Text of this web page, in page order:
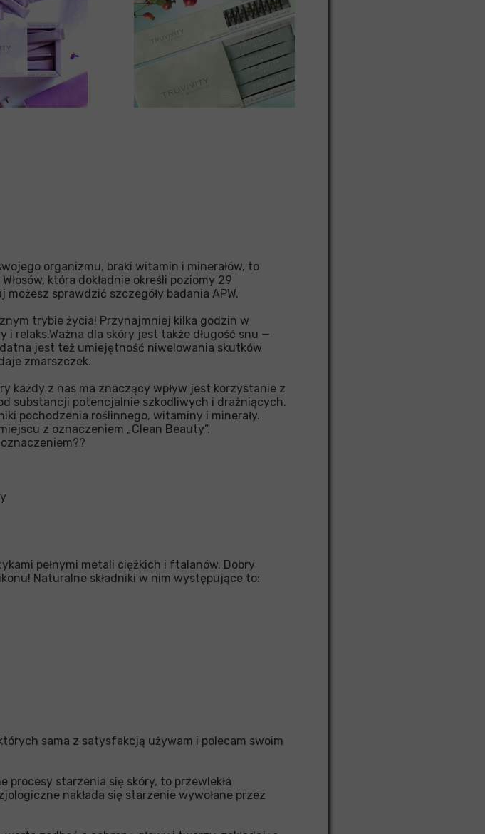
organizmu, braki witamin i minerałów, to
która dokładnie określi poziomy 29
sprawdzić szczegóły badania APW.
trybie życia! Przynajmniej kilka godzin w
relaks.Ważna dla skóry jest także długość snu —
jest też umiejętność niwelowania skutków
zmarszczek.
każdy z nas ma znaczący wpływ jest korzystanie z
substancji potencjalnie szkodliwych i drażniących.
pochodzenia roślinnego, witaminy i minerały.
z oznaczeniem „Clean Beauty”.
pełnymi metali ciężkich i ftalanów. Dobry
Naturalne składniki w nim występujące to:
sama z satysfakcją używam i polecam swoim
procesy starzenia się skóry, to przewlekła
nakłada się starzenie wywołane przez